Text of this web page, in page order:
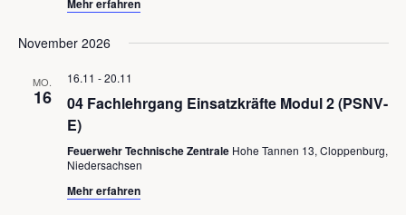
Mehr erfahren
November 2026
MO.
16
16.11 -20.11
04 Fachlehrgang Einsatzkräfte Modul 2 (PSNV-
E)
Feuerwehr Technische Zentrale Hohe Tannen 13, Cloppenburg,
Niedersachsen
Mehr erfahren